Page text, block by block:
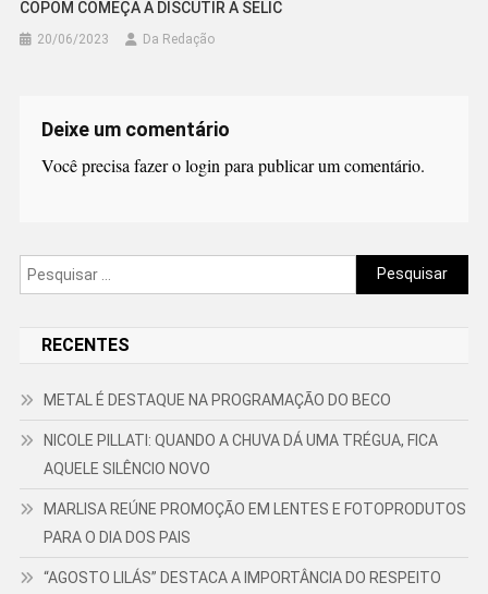
COPOM COMEÇA A DISCUTIR A SELIC
20/06/2023 Da Redação
Deixe um comentário
Você precisa fazer ologin para publicar um comentário.
Pesquisar
por:
RECENTES
METAL É DESTAQUE NA PROGRAMAÇÃO DO BECO
NICOLE PILLATI: QUANDO A CHUVA DÁ UMA TRÉGUA, FICA
AQUELE SILÊNCIO NOVO
MARLISA REÚNE PROMOÇÃO EM LENTES E FOTOPRODUTOS
PARA O DIA DOS PAIS
“AGOSTO LILÁS” DESTACA A IMPORTÂNCIA DO RESPEITO